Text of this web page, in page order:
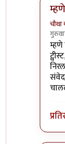
चौथा
In
म्हणे